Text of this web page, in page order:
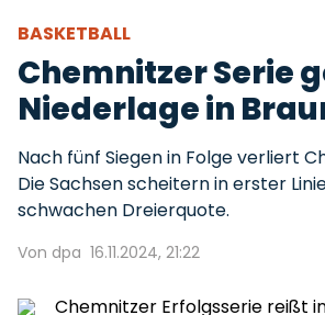
BASKETBALL
Chemnitzer Serie
Niederlage in
Nach fünf Siegen in Folge verliert
Die Sachsen scheitern in erster
schwachen Dreierquote.
Von dpa 16.11.2024, 21:22